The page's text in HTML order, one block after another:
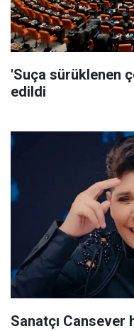
'Suça sürüklenen
edildi
Sanatçı Cansever